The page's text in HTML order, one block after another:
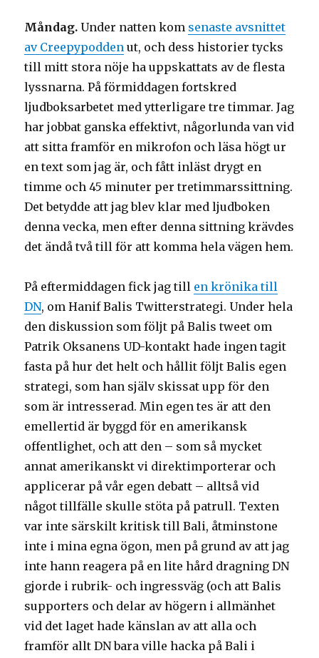
Måndag.Under natten kom senaste avsnittet
av Creepypodden ut, och dess historier tycks
till mitt stora nöje ha uppskattats av de flesta
lyssnarna. På förmiddagen fortskred
ljudboksarbetet med ytterligare tre timmar. Jag
har jobbat ganska effektivt, någorlunda van vid
att sitta framför en mikrofon och läsa högt ur
en text som jag är, och fått inläst drygt en
timme och 45 minuter per tretimmarssittning.
Det betydde att jag blev klar med ljudboken
denna vecka, men efter denna sittning krävdes
det ändå två till för att komma hela vägen hem.
På eftermiddagen fick jag till en krönika till
DN, om Hanif Balis Twitterstrategi. Under hela
den diskussion som följt på Balis tweet om
Patrik Oksanens UD-kontakt hade ingen tagit
fasta på hur det helt och hållit följt Balis egen
strategi, som han själv skissat upp för den
som är intresserad. Min egen tes är att den
emellertid är byggd för en amerikansk
offentlighet, och att den – som så mycket
annat amerikanskt vi direktimporterar och
applicerar på vår egen debatt – alltså vid
något tillfälle skulle stöta på patrull. Texten
var inte särskilt kritisk till Bali, åtminstone
inte i mina egna ögon, men på grund av att jag
inte hann reagera på en lite hård dragning DN
gjorde i rubrik- och ingressväg (och att Balis
supporters och delar av högern i allmänhet
vid det laget hade känslan av att alla och
framför allt DN bara ville hacka på Bali i